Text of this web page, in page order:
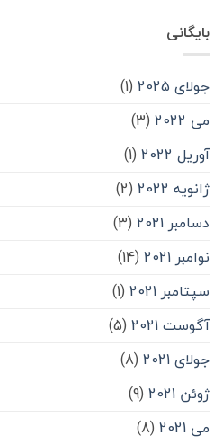
بایگانی
جولای 2025
(1)
می 2022
(3)
آوریل 2022
(1)
ژانویه 2022
(2)
دسامبر 2021
(3)
نوامبر 2021
(14)
سپتامبر 2021
(1)
آگوست 2021
(5)
جولای 2021
(8)
ژوئن 2021
(9)
می 2021
(8)